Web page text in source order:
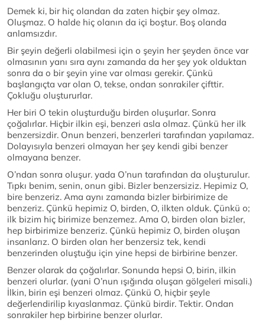
Demek ki, bir hiç olandan da zaten hiçbir şey olmaz.
Oluşmaz. O halde hiç olanın da içi boştur. Boş olanda
anlamsızdır.
Bir şeyin değerli olabilmesi için o şeyin her şeyden önce var
olmasının yanı sıra aynı zamanda da her şey yok olduktan
sonra da o bir şeyin yine var olması gerekir. Çünkü
başlangıçta var olan O, tekse, ondan sonrakiler çifttir.
Çokluğu oluştururlar.
Her biri O tekin oluşturduğu birden oluşurlar. Sonra
çoğalırlar. Hiçbir ilkin eşi, benzeri asla olmaz. Çünkü her ilk
benzersizdir. Onun benzeri, benzerleri tarafından yapılamaz.
Dolayısıyla benzeri olmayan her şey kendi gibi benzer
olmayana benzer.
O’ndan sonra oluşur. yada O’nun tarafından da oluşturulur.
Tıpkı benim, senin, onun gibi. Bizler benzersiziz. Hepimiz O,
bire benzeriz. Ama aynı zamanda bizler birbirimize de
benzeriz. Çünkü hepimiz O, birden, O, ilkten olduk. Çünkü o;
ilk bizim hiç birimize benzemez. Ama O, birden olan bizler,
hep birbirimize benzeriz. Çünkü hepimiz O, birden oluşan
insanlarız. O birden olan her benzersiz tek, kendi
benzerinden oluştuğu için yine hepsi de birbirine benzer.
Benzer olarak da çoğalırlar. Sonunda hepsi O, birin, ilkin
benzeri olurlar. (yani O’nun ışığında oluşan gölgeleri misali.)
İlkin, birin eşi benzeri olmaz. Çünkü O, hiçbir şeyle
değerlendirilip kıyaslanmaz. Çünkü birdir. Tektir. Ondan
sonrakiler hep birbirine benzer olurlar.